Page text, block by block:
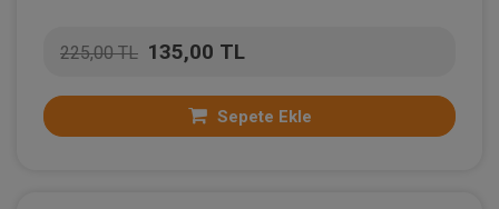
225,00 TL 135,00 TL
Sepete Ekle